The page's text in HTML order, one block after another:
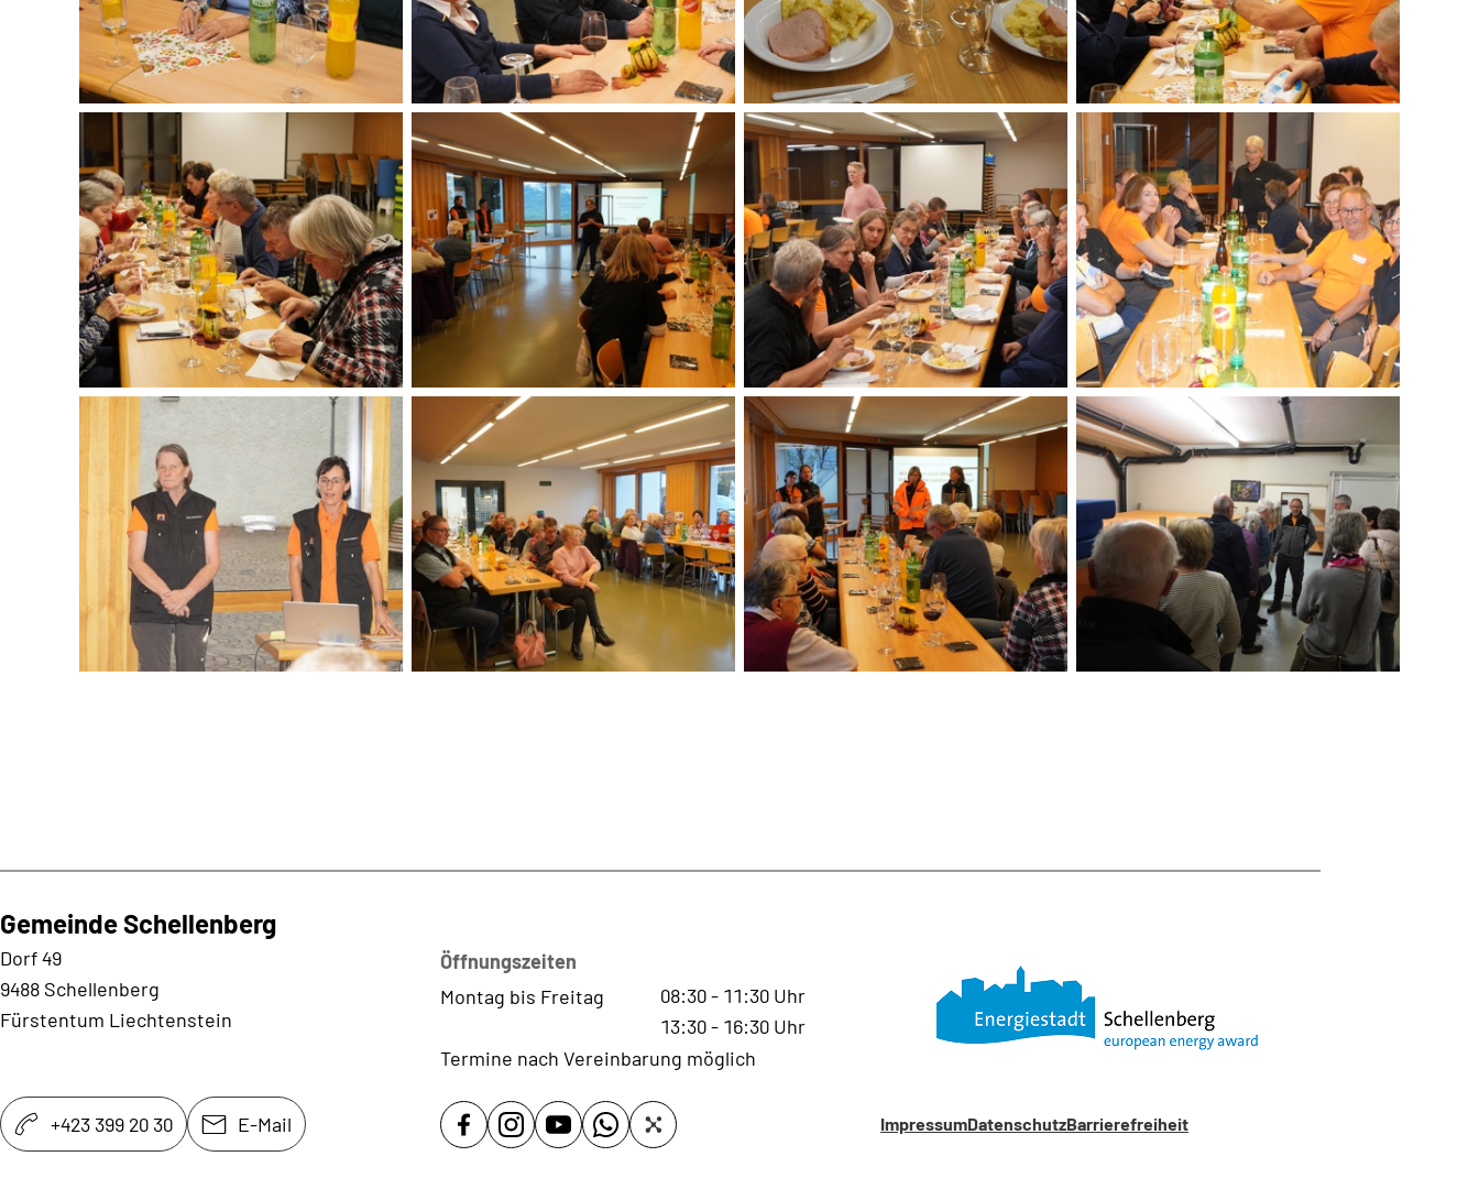
Gemeinde Schellenberg
Dorf 49
9488 Schellenberg
Fürstentum Liechtenstein
Öffnungszeiten
Montag bis Freitag
08:30- 11:30 Uhr
13:30- 16:30 Uhr
Termine nach Vereinbarung möglich
+423 399 20 30 E-Mail ImpressumDatenschutzBarrierefreiheit